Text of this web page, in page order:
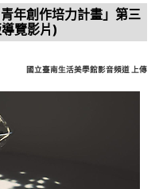
年創作培力計畫」第三
覽影片)
國立臺南生活美學館影音頻道 上傳